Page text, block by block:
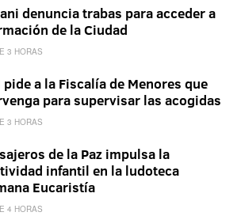
denuncia trabas para acceder a
de la Ciudad
3 HORAS
pide a la Fiscalía de Menores que
para supervisar las acogidas
3 HORAS
de la Paz impulsa la
infantil en la ludoteca
Eucaristía
4 HORAS